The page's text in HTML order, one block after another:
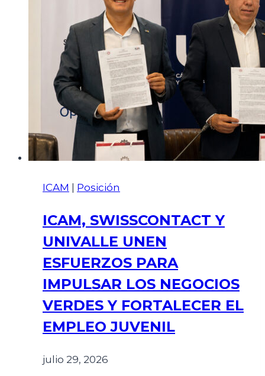
ICAM | Posición
ICAM, SWISSCONTACT Y
UNIVALLE UNEN
ESFUERZOS PARA
IMPULSAR LOS NEGOCIOS
VERDES Y FORTALECER EL
EMPLEO JUVENIL
julio 29, 2026